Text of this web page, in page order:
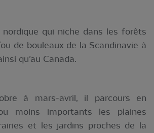
nordique qui niche dans les forêts
de bouleaux de la Scandinavie à
qu’au Canada.
à mars-avril, il parcours en
moins importants les plaines
et les jardins proches de la